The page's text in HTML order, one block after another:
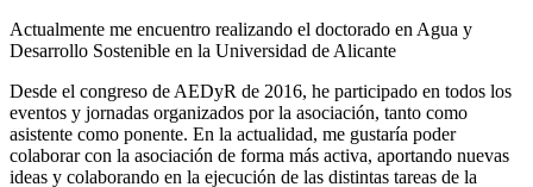
Actualmente me encuentro realizando el doctorado en Agua y
Desarrollo Sostenible en la Universidad de Alicante
Desde el congreso de AEDyR de 2016, he participado en todos los
eventos y jornadas organizados por la asociación, tanto como
asistente como ponente. En la actualidad, me gustaría poder
colaborar con la asociación de forma más activa, aportando nuevas
ideas y colaborando en la ejecución de las distintas tareas de la